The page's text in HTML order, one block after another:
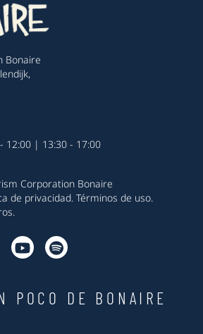
Bonaire
12:00 | 13:30 - 17:00
Corporation Bonaire
de privacidad. Términos de uso.
.
POCO DE BONAIRE